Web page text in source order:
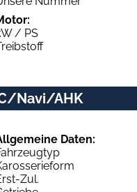
/ PS
Navi/AHK
Daten:
Zul.